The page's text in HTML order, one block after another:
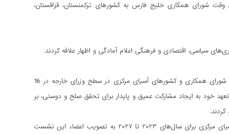
وقت شورای همکاری خلیج‌ فارس به کشورهای ترکمنستان، قزاقستان،
سیاسی، اقتصادی و فرهنگی اعلام آمادگی و اظهار علاقه کردند.
متعاقب سفر مذکور و پس از یک ماه، اولین نشست مشترک گفتگوهای راهبردی کشورهای عضو شورای همکاری و کشورهای آسیای مرکزی در سطح وزرای خارجه در 16
مشترک بر تعهد خود به ایجاد مشارکت عمیق و پایدار برای تحقق صلح و دوستی، بر
در این نشست، پیش‌نویس طرح برنامۀ اقدام مشترک شورای همکاری خلیج‌فارس و کشورهای آسیای مرکزی برای سال‌های ۲۰۲۳ تا ۲۰۲۷ به تصویب اعضاء این نشست